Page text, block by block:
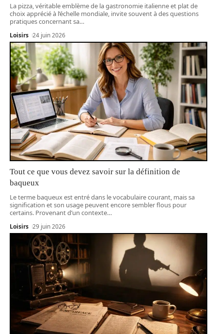
La pizza, véritable emblème de la gastronomie italienne et plat de
choix apprécié à l’échelle mondiale, invite souvent à des questions
pratiques concernant sa…
Loisirs 24 juin 2026
Tout ce que vous devez savoir sur la définition de
baqueux
Le terme baqueux est entré dans le vocabulaire courant, mais sa
signification et son usage peuvent encore sembler flous pour
certains. Provenant d’un contexte…
Loisirs 29 juin 2026